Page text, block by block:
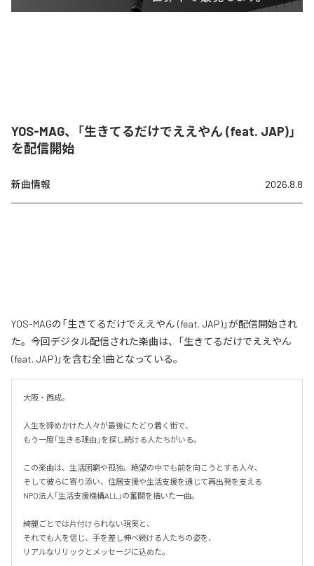
YOS-MAG、「生きてるだけでええやん (feat. JAP)」
を配信開始
新曲情報 2026.8.8
YOS-MAGの「生きてるだけでええやん (feat. JAP)」が配信開始され
た。今回デジタル配信された楽曲は、「生きてるだけでええやん
(feat. JAP)」を含む全1曲となっている。
大阪・西成。
人生を諦めかけた人々が最後にたどり着く街で、
もう一度「生きる理由」を探し続ける人たちがいる。
この楽曲は、生活困窮や孤独、絶望の中でも前を向こうとする人々、
そして彼らに寄り添い、住居支援や生活支援を通じて再出発を支える
NPO法人「生活支援機構ALL」の奮闘を描いた一曲。
綺麗ごとでは片付けられない現実と、
それでも人を信じ、手を差し伸べ続ける人たちの姿を、
リアルなリリックとメッセージに込めた。